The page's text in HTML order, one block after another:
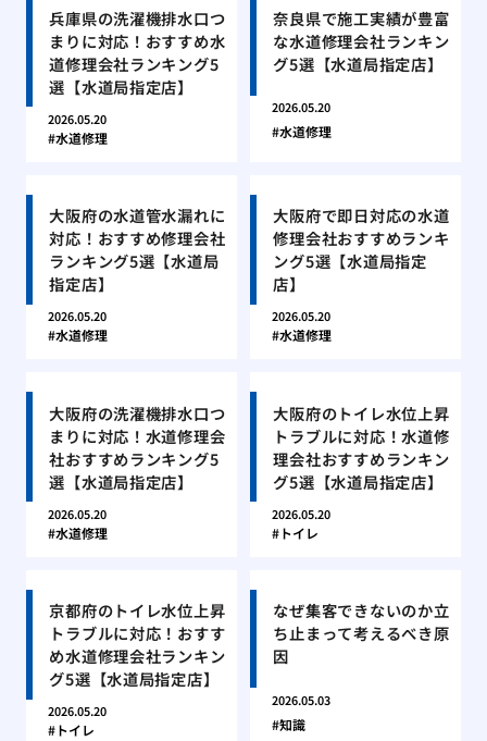
兵庫県の洗濯機排水口つ
まりに対応！おすすめ水
道修理会社ランキング5
選【水道局指定店】
2026.05.20
水道修理
奈良県で施工実績が豊富
な水道修理会社ランキン
グ5選【水道局指定店】
2026.05.20
水道修理
大阪府の水道管水漏れに
対応！おすすめ修理会社
ランキング5選【水道局
指定店】
2026.05.20
水道修理
大阪府で即日対応の水道
修理会社おすすめランキ
ング5選【水道局指定
店】
2026.05.20
水道修理
大阪府の洗濯機排水口つ
まりに対応！水道修理会
社おすすめランキング5
選【水道局指定店】
2026.05.20
水道修理
大阪府のトイレ水位上昇
トラブルに対応！水道修
理会社おすすめランキン
グ5選【水道局指定店】
2026.05.20
トイレ
京都府のトイレ水位上昇
トラブルに対応！おすす
め水道修理会社ランキン
グ5選【水道局指定店】
2026.05.20
トイレ
なぜ集客できないのか立
ち止まって考えるべき原
因
2026.05.03
知識